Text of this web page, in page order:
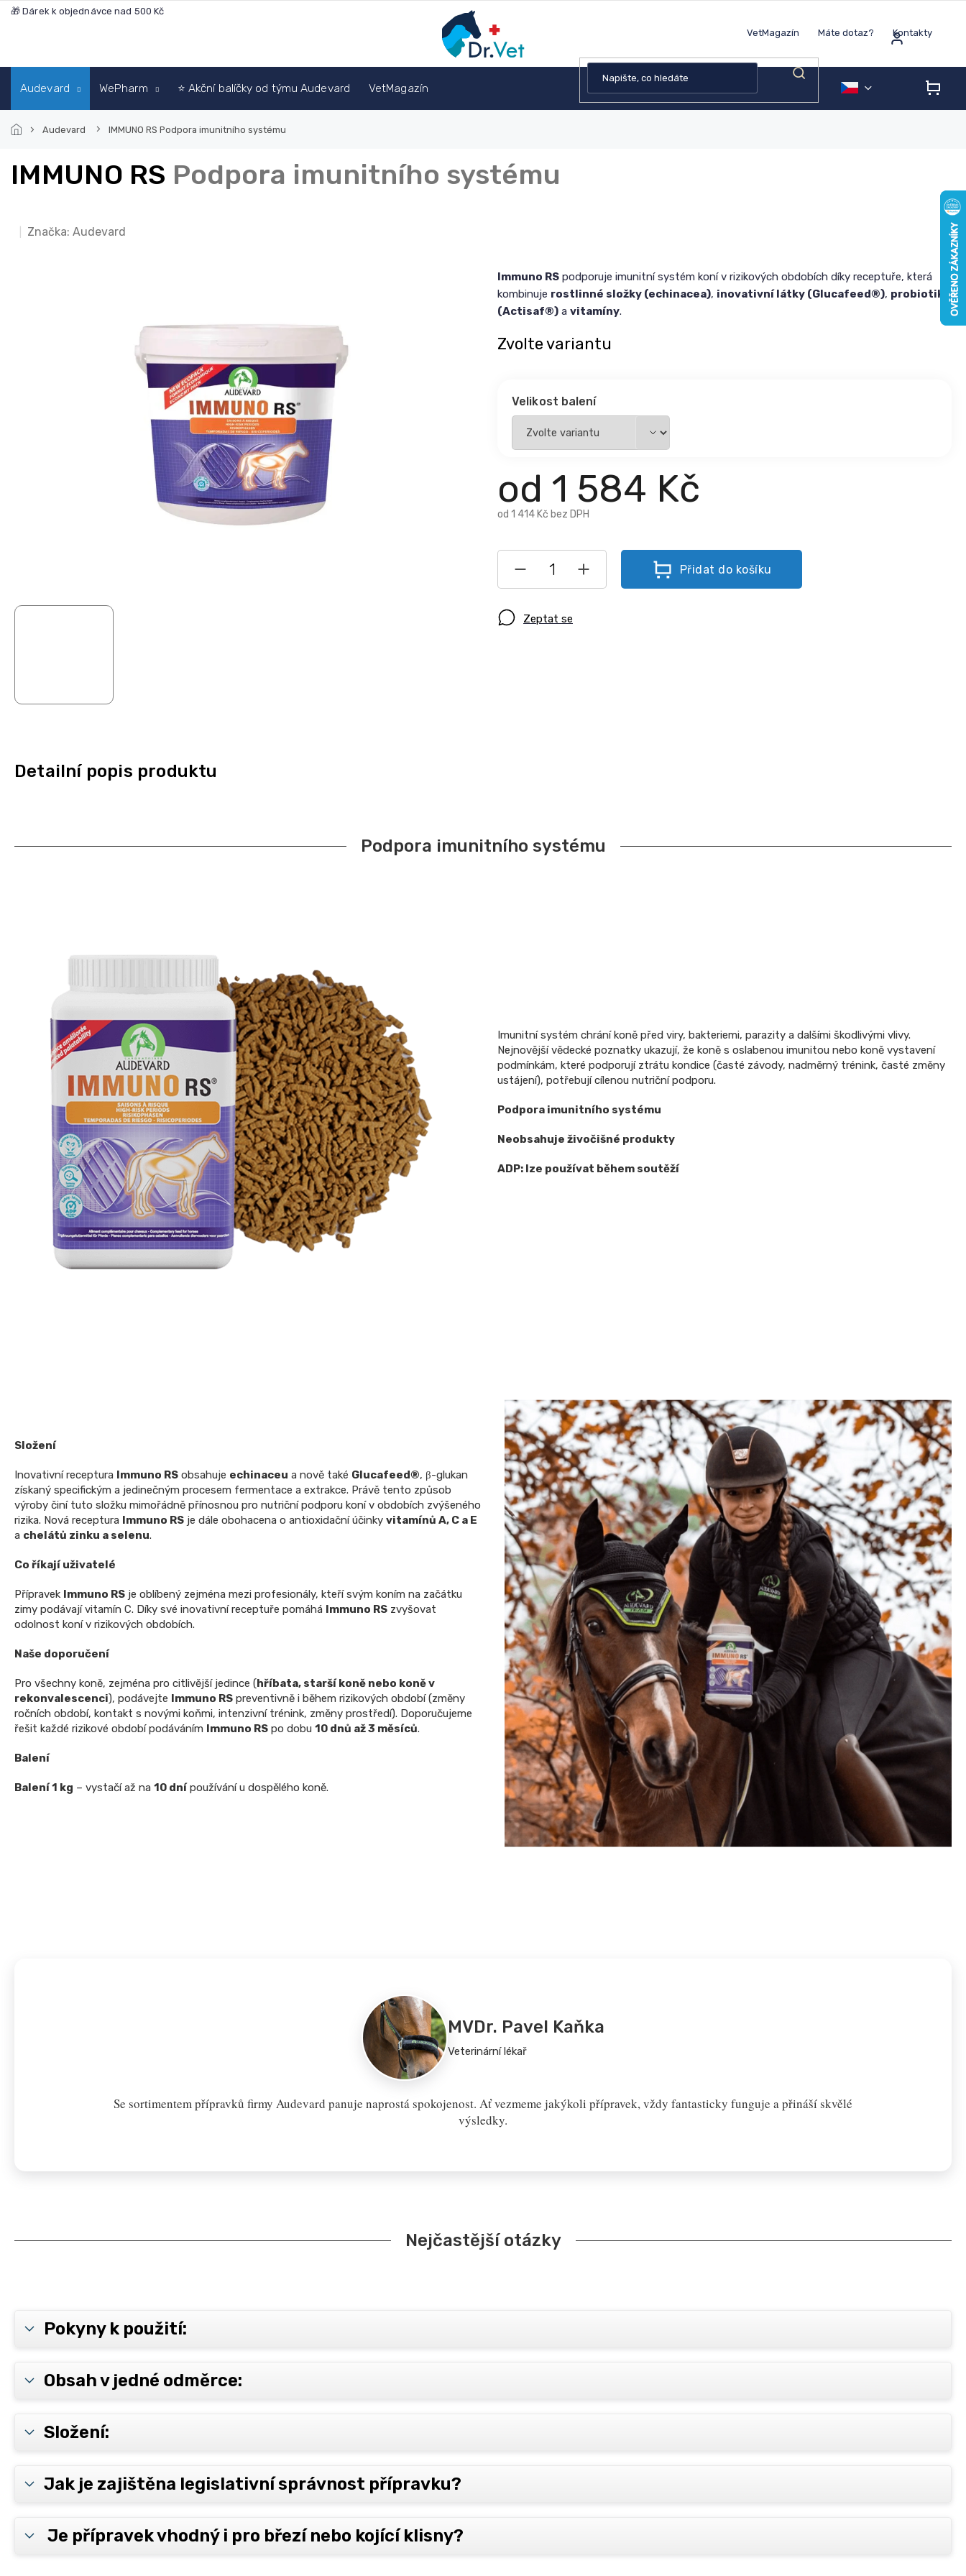
Přejít
🎁 Dárek k objednávce nad 500 Kč
VetMagazín
Máte dotaz? Kontakty
Audevard WePharm ⭐ Akční balíčky od týmu Audevard VetMagazín
Audevard IMMUNO RS Podpora imunitního systému
IMMUNO RS Podpora imunitního systému
Značka: Audevard
od 1 584 Kč
od 1 414 Kč bez DPH
Zvolte variantu
Velikost balení
Přidat do košíku
Immuno RS podporuje imunitní systém koní v rizikových obdobích díky receptuře, která
kombinuje rostlinné složky (echinacea), inovativní látky (Glucafeed®), probiotika
(Actisaf®) a vitamíny.
Zeptat se
Detailní popis produktu
Podpora imunitního systému
Imunitní systém chrání koně před viry, bakteriemi, parazity a dalšími škodlivými vlivy.
Nejnovější vědecké poznatky ukazují, že koně s oslabenou imunitou nebo koně vystavení
podmínkám, které podporují ztrátu kondice (časté závody, nadměrný trénink, časté změny
ustájení), potřebují cílenou nutriční podporu.
Podpora imunitního systému
Neobsahuje živočišné produkty
ADP: lze používat během soutěží
Složení
Inovativní receptura Immuno RS obsahuje echinaceu a nově také Glucafeed®, β-glukan
získaný specifickým a jedinečným procesem fermentace a extrakce. Právě tento způsob
výroby činí tuto složku mimořádně přínosnou pro nutriční podporu koní v obdobích zvýšeného
rizika. Nová receptura Immuno RS je dále obohacena o antioxidační účinky vitamínů A, C a E
a chelátů zinku a selenu.
Co říkají uživatelé
Přípravek Immuno RS je oblíbený zejména mezi profesionály, kteří svým koním na začátku
zimy podávají vitamín C. Díky své inovativní receptuře pomáhá Immuno RS zvyšovat
odolnost koní v rizikových obdobích.
Naše doporučení
Pro všechny koně, zejména pro citlivější jedince (hříbata, starší koně nebo koně v
rekonvalescenci), podávejte Immuno RS preventivně i během rizikových období (změny
ročních období, kontakt s novými koňmi, intenzivní trénink, změny prostředí). Doporučujeme
řešit každé rizikové období podáváním Immuno RS po dobu 10 dnů až 3 měsíců.
Balení
Balení 1 kg – vystačí až na 10 dnípoužívání u dospělého koně.
MVDr. Pavel Kaňka
Veterinární lékař
Se sortimentem přípravků firmy Audevard panuje naprostá spokojenost. Ať vezmeme jakýkoli přípravek, vždy fantasticky funguje a přináší skvělé
výsledky.
Nejčastější otázky
Pokyny k použití:
Obsah v jedné odměrce:
Složení:
Jak je zajištěna legislativní správnost přípravku?
Je přípravek vhodný i pro březí nebo kojící klisny?